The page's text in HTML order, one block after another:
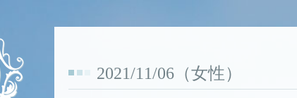
2021/11/06（女性）